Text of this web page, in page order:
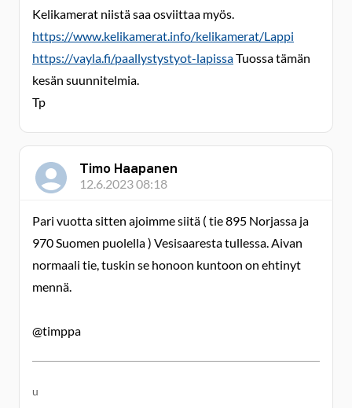
Kelikamerat niistä saa osviittaa myös.
https://www.kelikamerat.info/kelikamerat/Lappi
https://vayla.fi/paallystystyot-lapissaTuossa tämän
kesän suunnitelmia.
Tp
Timo Haapanen
12.6.2023 08:18
Pari vuotta sitten ajoimme siitä ( tie 895 Norjassa ja
970 Suomen puolella ) Vesisaaresta tullessa. Aivan
normaali tie, tuskin se honoon kuntoon on ehtinyt
mennä.
@timppa
u